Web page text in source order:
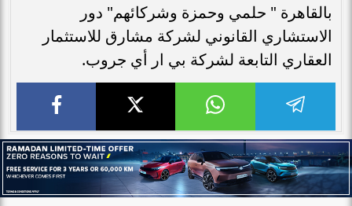
بالقاهرة " ﺣﻠﻤﻲ وﺣﻤﺰة وﺷﺮﻛﺎﺋﻬﻢ" دور
الاستشاري القانوني لشركة مشارق للاستثمار
العقاري التابعة لشركة بي ار أي جروب.